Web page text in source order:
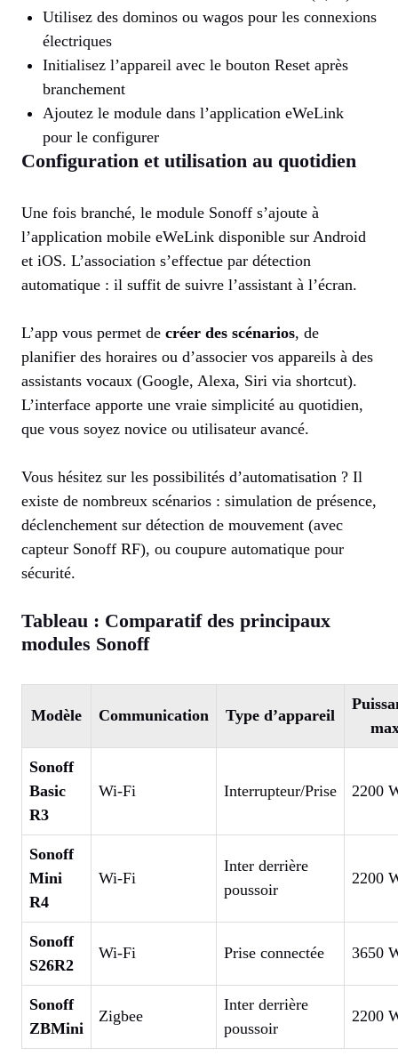
Utilisez des dominos ou wagos pour les connexions
électriques
Initialisez l’appareil avec le bouton Reset après
branchement
Ajoutez le module dans l’application eWeLink
pour le configurer
Configuration et utilisation au quotidien
Une fois branché, le module Sonoff s’ajoute à
l’application mobile eWeLink disponible sur Android
et iOS. L’association s’effectue par détection
automatique : il suffit de suivre l’assistant à l’écran.
L’app vous permet de créer des scénarios, de
planifier des horaires ou d’associer vos appareils à des
assistants vocaux (Google, Alexa, Siri via shortcut).
L’interface apporte une vraie simplicité au quotidien,
que vous soyez novice ou utilisateur avancé.
Vous hésitez sur les possibilités d’automatisation ? Il
existe de nombreux scénarios : simulation de présence,
déclenchement sur détection de mouvement (avec
capteur Sonoff RF), ou coupure automatique pour
sécurité.
Tableau : Comparatif des principaux
modules Sonoff
Modèle Communication Type d’appareil
Sonoff
Basic
R3
Wi-Fi Interrupteur/Prise 2200
Sonoff
Mini
R4
Wi-Fi
Inter derrière
poussoir
2200
Sonoff
S26R2
Wi-Fi Prise connectée 3650
Sonoff
ZBMini
Zigbee
Inter derrière
poussoir
2200